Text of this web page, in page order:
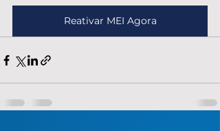
Reativar MEI Agora